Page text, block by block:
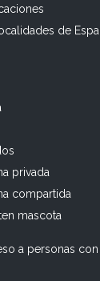
de
privada
compartida
mascota
a personas